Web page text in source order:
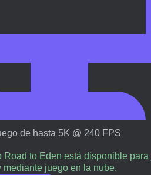
de hasta 5K @ 240 FPS
Road to Eden está disponible para
mediante juego en la nube.